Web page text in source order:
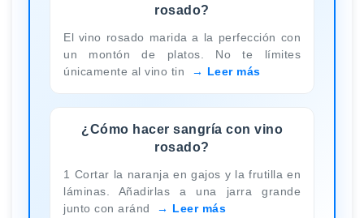
rosado?
El vino rosado marida a la perfección con
un montón de platos. No te límites
únicamente al vino tin
Leer más
¿Cómo hacer sangría con vino
rosado?
1 Cortar la naranja en gajos y la frutilla en
láminas. Añadirlas a una jarra grande
junto con aránd
Leer más